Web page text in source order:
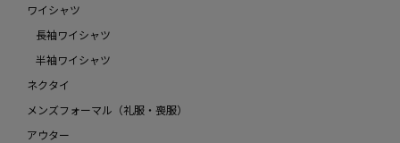
ワイシャツ
長袖ワイシャツ
半袖ワイシャツ
ネクタイ
メンズフォーマル（礼服・喪服）
アウター